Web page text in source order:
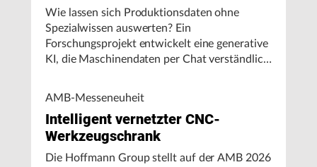
Wie lassen sich Produktionsdaten ohne
Spezialwissen auswerten? Ein
Forschungsprojekt entwickelt eine generative
KI, die Maschinendaten per Chat verständlich
AMB-Messeneuheit
Intelligent vernetzter CNC-
Werkzeugschrank
Die Hoffmann Group stellt auf der AMB 2026